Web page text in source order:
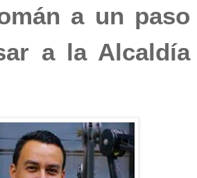
a un paso
a la Alcaldía